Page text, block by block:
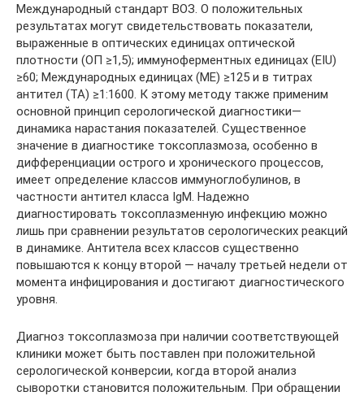
Международный стандарт ВОЗ. О положительных
результатах могут свидетельствовать показатели,
выраженные в оптических единицах оптической
плотности (ОП ≥1,5); иммуноферментных единицах (EIU)
≥60; Международных единицах (МЕ) ≥125 и в титрах
антител (ТА) ≥1:1600. К этому методу также применим
основной принцип серологической диагностики—
динамика нарастания показателей. Существенное
значение в диагностике токсоплазмоза, особенно в
дифференциации острого и хронического процессов,
имеет определение классов иммуноглобулинов, в
частности антител класса IgM. Надежно
диагностировать токсоплазменную инфекцию можно
лишь при сравнении результатов серологических реакций
в динамике. Антитела всех классов существенно
повышаются к концу второй — началу третьей недели от
момента инфицирования и достигают диагностического
уровня.
Диагноз токсоплазмоза при наличии соответствующей
клиники может быть поставлен при положительной
серологической конверсии, когда второй анализ
сыворотки становится положительным. При обращении